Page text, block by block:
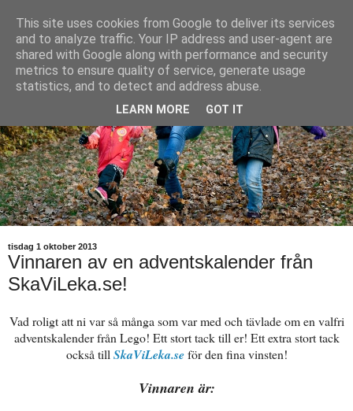
tisdag 1 oktober 2013
Vinnaren av en adventskalender från
SkaViLeka.se!
Vad roligt att ni var så många som var med och tävlade om en valfri
adventskalender från Lego! Ett stort tack till er! Ett extra stort tack
också tillSkaViLeka.seför den fina vinsten!
Vinnaren är:
This site uses cookies from Google to deliver its services
and to analyze traffic. Your IP address and user-agent are
shared with Google along with performance and security
metrics to ensure quality of service, generate usage
statistics, and to detect and address abuse.
LEARN MORE GOT IT